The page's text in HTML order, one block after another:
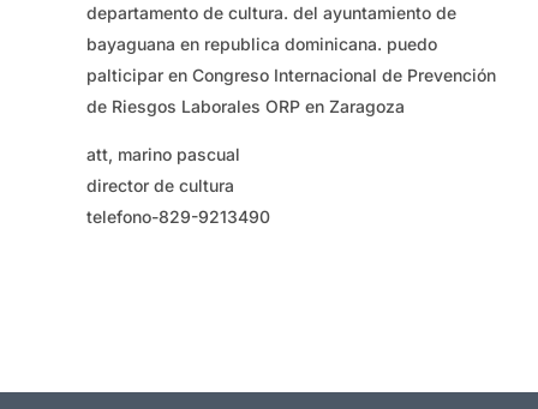
departamento de cultura. del ayuntamiento de
bayaguana en republica dominicana. puedo
palticipar en Congreso Internacional de Prevención
de Riesgos Laborales ORP en Zaragoza
att, marino pascual
director de cultura
telefono-829-9213490